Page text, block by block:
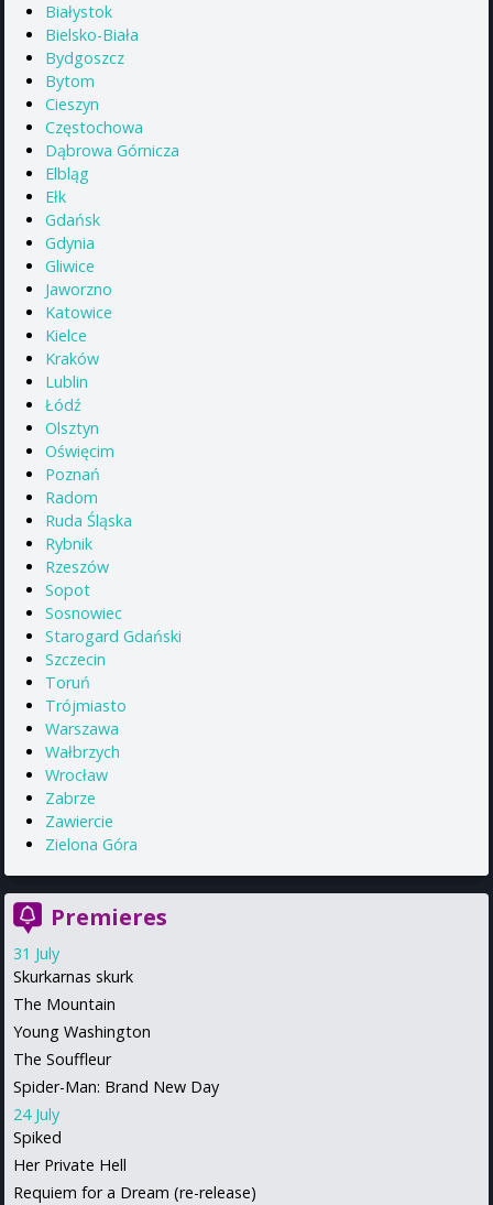
Białystok
Bielsko-Biała
Bydgoszcz
Bytom
Cieszyn
Częstochowa
Dąbrowa Górnicza
Elbląg
Ełk
Gdańsk
Gdynia
Gliwice
Jaworzno
Katowice
Kielce
Kraków
Lublin
Łódź
Olsztyn
Oświęcim
Poznań
Radom
Ruda Śląska
Rybnik
Rzeszów
Sopot
Sosnowiec
Starogard Gdański
Szczecin
Toruń
Trójmiasto
Warszawa
Wałbrzych
Wrocław
Zabrze
Zawiercie
Zielona Góra
Premieres
31 July
Skurkarnas skurk
The Mountain
Young Washington
The Souffleur
Spider-Man: Brand New Day
24 July
Spiked
Her Private Hell
Requiem for a Dream (re-release)